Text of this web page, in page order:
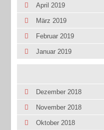
April 2019
März 2019
Februar 2019
Januar 2019
Dezember 2018
November 2018
Oktober 2018